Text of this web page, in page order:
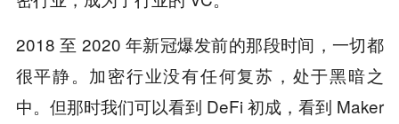
2018 至 2020 年新冠爆发前的那段时间，一切都
很平静。加密行业没有任何复苏，处于黑暗之
中。但那时我们可以看到 DeFi 初成，看到 Maker